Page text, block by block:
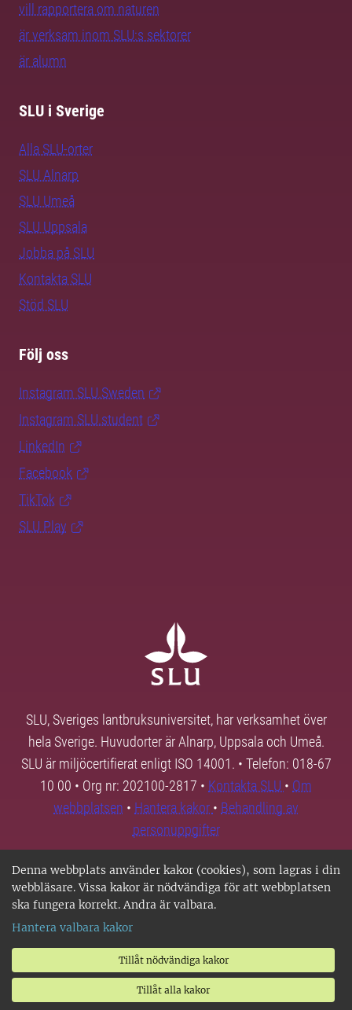
Denna webbplats använder kakor (cookies), som lagras i din
webbläsare. Vissa kakor är nödvändiga för att webbplatsen
ska fungera korrekt. Andra är valbara.
Hantera valbara kakor
Tillåt nödvändiga kakor
Tillåt alla kakor
vill rapportera om naturen
är verksam inom SLU:s sektorer
är alumn
SLU i Sverige
Alla SLU-orter
SLU Alnarp
SLU Umeå
SLU Uppsala
Jobba på SLU
Kontakta SLU
Stöd SLU
Följ oss
Instagram SLU.Sweden
Instagram SLU.student
LinkedIn
Facebook
TikTok
SLU Play
SLU, Sveriges lantbruksuniversitet, har verksamhet över
hela Sverige. Huvudorter är Alnarp, Uppsala och Umeå.
SLU är miljöcertifierat enligt ISO 14001. • Telefon: 018-67
10 00 • Org nr: 202100-2817 • Kontakta SLU • Om
webbplatsen • Hantera kakor • Behandling av
personuppgifter